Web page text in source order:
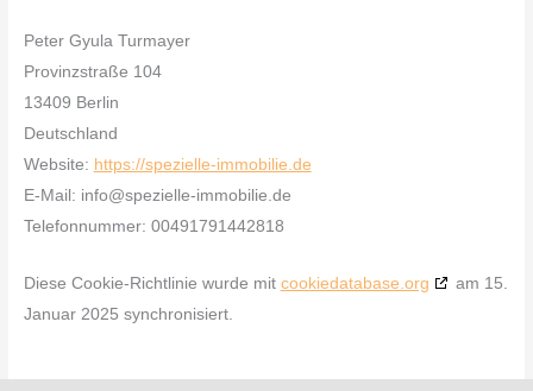
Peter Gyula Turmayer
Provinzstraße 104
13409 Berlin
Deutschland
Website: https://spezielle-immobilie.de
E-Mail: info@spezielle-immobilie.de
Telefonnummer: 00491791442818
Diese Cookie-Richtlinie wurde mit cookiedatabase.org
am 15.
Januar 2025 synchronisiert.